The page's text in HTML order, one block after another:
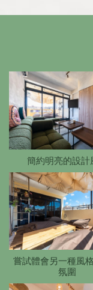
簡約明亮的設計
嘗試體會另一種風
氛圍